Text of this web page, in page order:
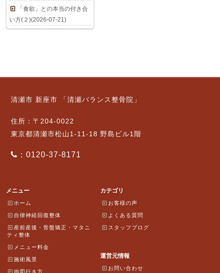
「食欲」との本当の付き合
い方(２)(2026-07-21)
清瀬市 新座市 「清瀬バランス整骨院」
住所：〒204-0022
東京都清瀬市松山1-11-18 野島ビル1階
：0120-37-8171
メニュー
ホーム
自律神経回復整体
産前産後・骨盤矯正・マタニ
ティ整体
メニュー料金
施術風景
地図行き方
カテゴリ
お客様の声
よくある質問
スタッフブログ
運営元情報
お問い合わせ